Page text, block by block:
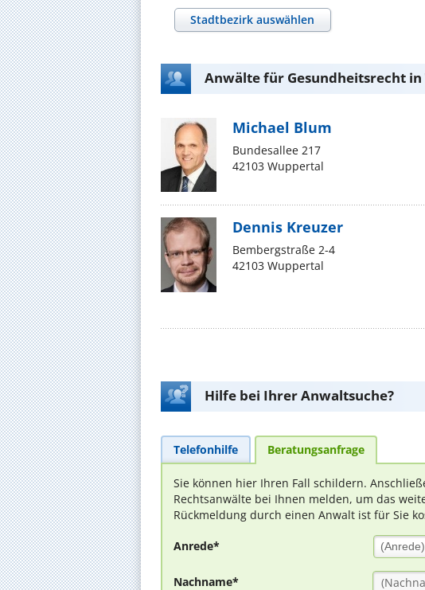
Stadtbezirk auswählen
Anwälte für Gesundheitsrecht
Michael Blum
Bundesallee 217
42103 Wuppertal
Dennis Kreuzer
Bembergstraße 2-4
42103 Wuppertal
Hilfe bei Ihrer Anwaltsuche?
Telefonhilfe Beratungsanfrage
Sie können hier Ihren Fall schildern.
Rechtsanwälte bei Ihnen melden, um das
Rückmeldung durch einen Anwalt ist für Sie
Anrede* (Anrede)
Nachname*